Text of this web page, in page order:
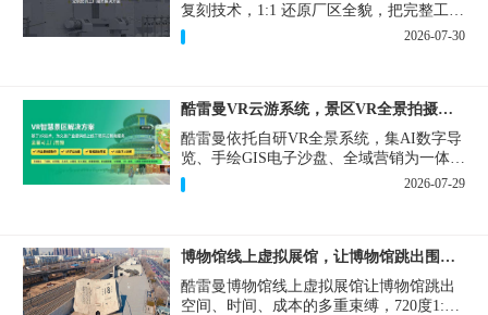
复刻技术，1:1 还原厂区全貌，把完整工厂
搬进手机、电脑大屏，既是工厂对外拓客
的数字化名片，也是内部管理、人员培训
2026-07-30
酷雷曼VR云游系统，景区VR全景拍摄制作一站式落地
酷雷曼依托自研VR全景系统，集AI数字导
览、手绘GIS电子沙盘、全域营销为一体，
打造从VR全景拍摄制作到成熟VR云游落
地案例。
2026-07-29
博物馆线上虚拟展馆，让博物馆跳出围墙让历史随处可及
酷雷曼博物馆线上虚拟展馆让博物馆跳出
空间、时间、成本的多重束缚，720度1:1